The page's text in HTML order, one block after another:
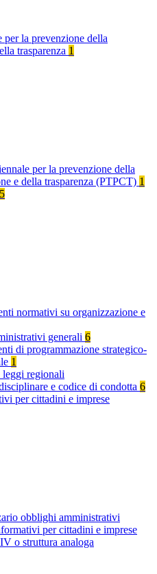
per la prevenzione della
trasparenza 1
per la prevenzione della
e della trasparenza (PTPCT) 1
normativi su organizzazione e
generali 6
di programmazione strategico-
1
leggi regionali
e codice di condotta 6
per cittadini e imprese
obblighi amministrativi
per cittadini e imprese
o struttura analoga